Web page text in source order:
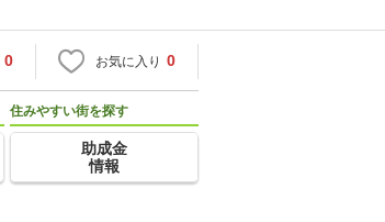
0 お気に入り 0
住みやすい街を探す
助成金
情報